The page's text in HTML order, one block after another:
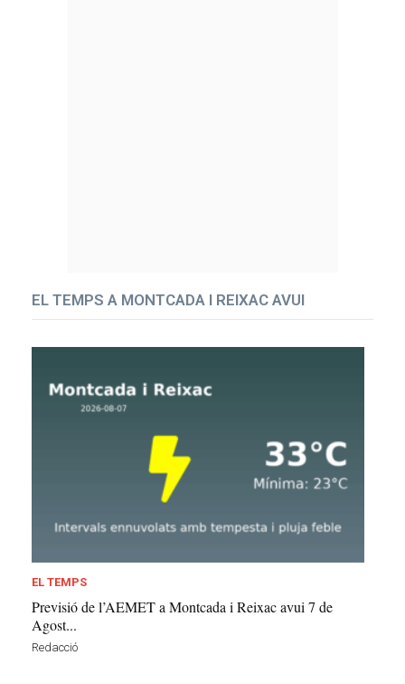
EL TEMPS A MONTCADA I REIXAC AVUI
EL TEMPS
Previsió de l’AEMET a Montcada i Reixac avui 7 de
Agost...
Redacció